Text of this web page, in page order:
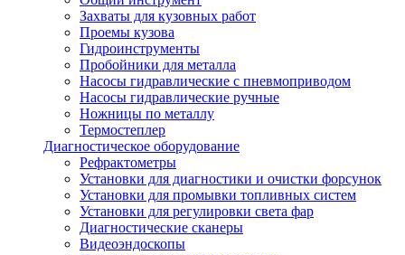
Захваты для кузовных работ
Проемы кузова
Гидроинструменты
Пробойники для металла
Насосы гидравлические с пневмоприводом
Насосы гидравлические ручные
Ножницы по металлу
Термостеплер
Диагностическое оборудование
Рефрактометры
Установки для диагностики и очистки форсунок
Установки для промывки топливных систем
Установки для регулировки света фар
Диагностические сканеры
Видеоэндоскопы